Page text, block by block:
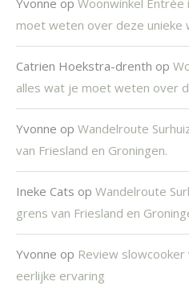
Yvonne op Woonwinkel Entrée
moet weten over deze unieke
Catrien Hoekstra-drenth op
alles wat je moet weten over
Yvonne op Wandelroute
van Friesland en Groningen.
Ineke Cats op Wandelroute
grens van Friesland en
Yvonne op Review slowcooker
eerlijke ervaring